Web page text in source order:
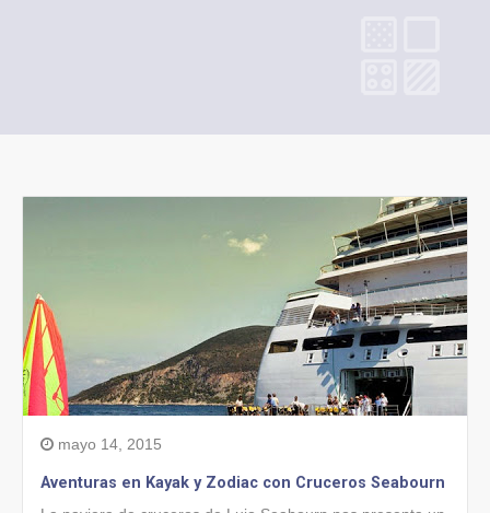
mayo 14, 2015
Aventuras en Kayak y Zodiac con Cruceros Seabourn